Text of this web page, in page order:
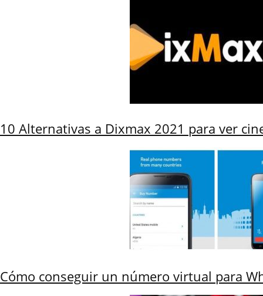
10 Alternativas a Dixmax 2021 para ver
Cómo conseguir un número virtual para